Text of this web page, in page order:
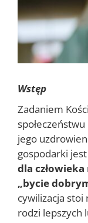
Wstęp
Zadaniem
jego
gospodarki
dla
„bycie
cywilizacja stoi
rodzi lepszych